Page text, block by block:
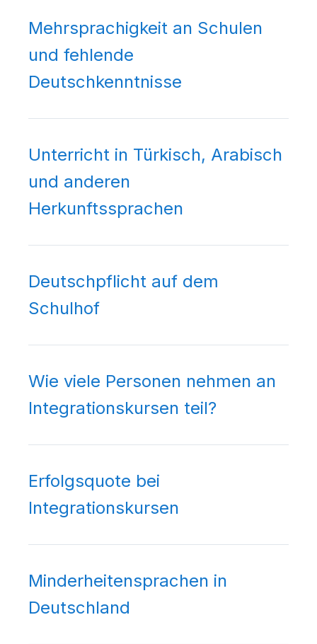
Mehrsprachigkeit an Schulen
und fehlende
Deutschkenntnisse
Unterricht in Türkisch, Arabisch
und anderen
Herkunftssprachen
Deutschpflicht auf dem
Schulhof
Wie viele Personen nehmen an
Integrationskursen teil?
Erfolgsquote bei
Integrationskursen
Minderheitensprachen in
Deutschland